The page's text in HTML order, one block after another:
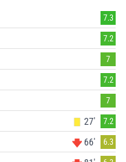
7.3
7.2
7
7.2
7
27' 7.2
66' 6.3